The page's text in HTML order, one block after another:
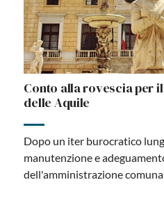
Conto alla rovescia per
delle Aquile
Dopo un iter burocratico
manutenzione e
dell'amministrazione